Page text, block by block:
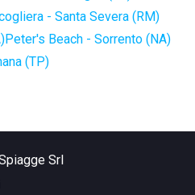
- Santa Severa (RM)
Peter's Beach - Sorrento (NA)
(TP)
Srl